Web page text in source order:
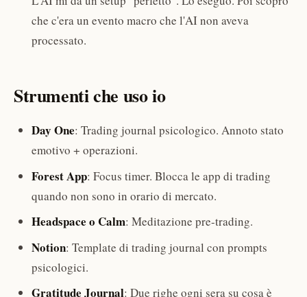
che c'era un evento macro che l'AI non aveva
processato.
Strumenti che uso io
Day One: Trading journal psicologico. Annoto stato
emotivo + operazioni.
Forest App: Focus timer. Blocca le app di trading
quando non sono in orario di mercato.
Headspace o Calm: Meditazione pre-trading.
Notion: Template di trading journal con prompts
psicologici.
Gratitude Journal: Due righe ogni sera su cosa è